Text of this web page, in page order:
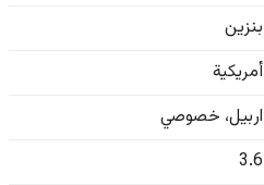
بنزين
أمريكية
اربيل، خصوصي
3.6